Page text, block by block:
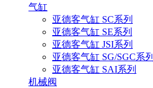
气缸
亚德客气缸 SC系列
亚德客气缸 SE系列
亚德客气缸 JSI系列
亚德客气缸 SG/SGC系列
亚德客气缸 SAI系列
机械阀